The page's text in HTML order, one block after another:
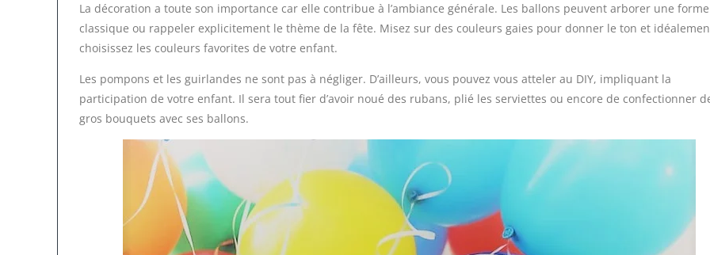
La décoration a toute son importance car elle contribue à l’ambiance générale. Les ballons peuvent arborer une forme
classique ou rappeler explicitement le thème de la fête. Misez sur des couleurs gaies pour donner le ton et
choisissez les couleurs favorites de votre enfant.
Les pompons et les guirlandes ne sont pas à négliger. D’ailleurs, vous pouvez vous atteler au DIY, impliquant la
participation de votre enfant. Il sera tout fier d’avoir noué des rubans, plié les serviettes ou encore de confectionner
gros bouquets avec ses ballons.